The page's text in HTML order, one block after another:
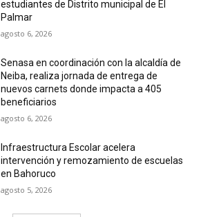
estudiantes de Distrito municipal de El
Palmar
agosto 6, 2026
Senasa en coordinación con la alcaldía de
Neiba, realiza jornada de entrega de
nuevos carnets donde impacta a 405
beneficiarios
agosto 6, 2026
Infraestructura Escolar acelera
intervención y remozamiento de escuelas
en Bahoruco
agosto 5, 2026